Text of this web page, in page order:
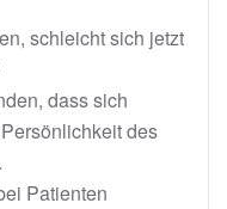
schleicht sich jetzt
dass sich
des
Patienten